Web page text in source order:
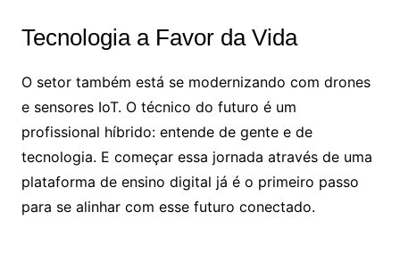
Tecnologia a Favor da Vida
O setor também está se modernizando com drones
e sensores IoT. O técnico do futuro é um
profissional híbrido: entende de gente e de
tecnologia. E começar essa jornada através de uma
plataforma de ensino digital já é o primeiro passo
para se alinhar com esse futuro conectado.